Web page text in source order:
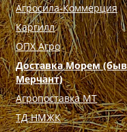
Агросила-Коммерция
Каргилл
ОПХ Агро
Доставка Морем
Мерчант)
Агропоставка МТ
ТД НМЖК